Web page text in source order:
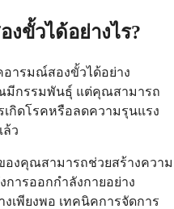
ขั้วได้อย่างไร?
ารมณ์สองขั้วได้อย่าง
มีกรรมพันธุ์ แต่คุณสามารถ
เกิดโรคหรือลดความรุนแรง
ว
งคุณสามารถช่วยสร้างความ
ารออกกำลังกายอย่าง
เพียงพอ เทคนิคการจัดการ